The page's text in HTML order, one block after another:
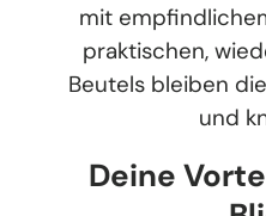
mit
praktischen,
Beutels bleiben
und
Deine